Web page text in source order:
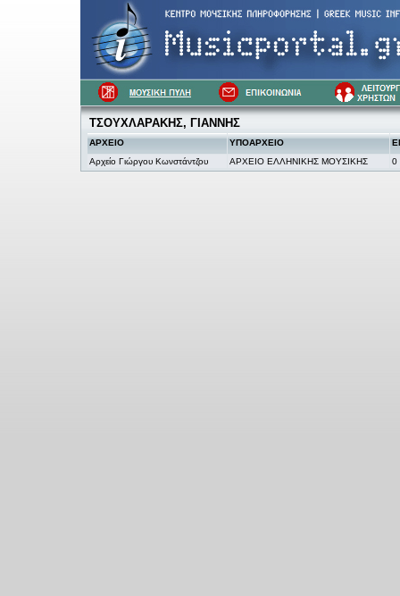
ΤΣΟΥΧΛΑΡΑΚΗΣ, ΓΙΑΝΝΗΣ
ΑΡΧΕΙΟ ΥΠΟΑΡΧΕΙΟ
Αρχείο Γιώργου Κωνστάντζου
ΑΡΧΕΙΟ ΕΛΛΗΝΙΚΗΣ ΜΟΥΣΙΚΗΣ 0